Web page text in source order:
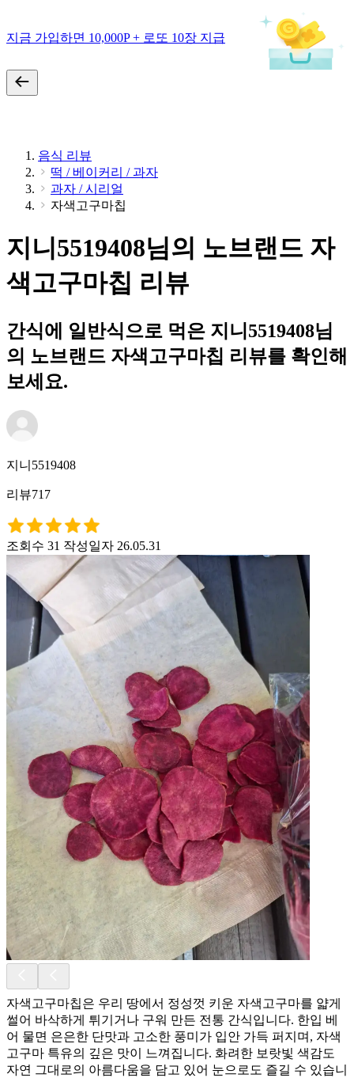
지금 가입하면 10,000P + 로또 10장 지급
음식 리뷰
떡 / 베이커리 / 과자
과자 / 시리얼
자색고구마칩
지니5519408님의 노브랜드 자
색고구마칩 리뷰
간식에 일반식으로 먹은 지니5519408님
의 노브랜드 자색고구마칩 리뷰를 확인해
보세요.
지니5519408
리뷰717
조회수 31 작성일자 26.05.31
자색고구마칩은 우리 땅에서 정성껏 키운 자색고구마를 얇게
썰어 바삭하게 튀기거나 구워 만든 전통 간식입니다. 한입 베
어 물면 은은한 단맛과 고소한 풍미가 입안 가득 퍼지며, 자색
고구마 특유의 깊은 맛이 느껴집니다. 화려한 보랏빛 색감도
자연 그대로의 아름다움을 담고 있어 눈으로도 즐길 수 있습니